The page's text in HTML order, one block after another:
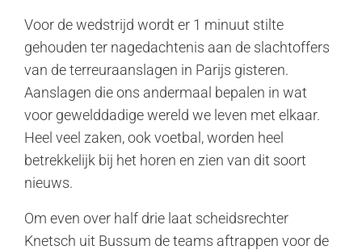
Voor de wedstrijd wordt er 1 minuut stilte
gehouden ter nagedachtenis aan de slachtoffers
van de terreuraanslagen in Parijs gisteren.
Aanslagen die ons andermaal bepalen in wat
voor gewelddadige wereld we leven met elkaar.
Heel veel zaken, ook voetbal, worden heel
betrekkelijk bij het horen en zien van dit soort
nieuws.
Om even over half drie laat scheidsrechter
Knetsch uit Bussum de teams aftrappen voor de